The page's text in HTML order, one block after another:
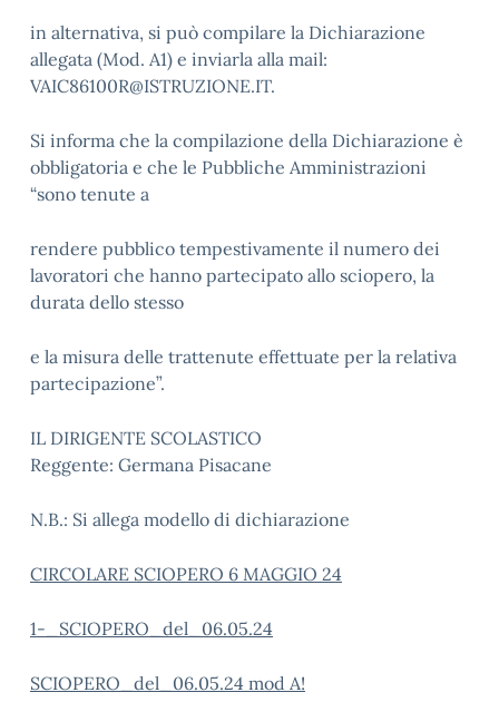
in alternativa, si può compilare la Dichiarazione
allegata (Mod. A1) e inviarla alla mail:
VAIC86100R@ISTRUZIONE.IT.
Si informa che la compilazione della Dichiarazione è
obbligatoria e che le Pubbliche Amministrazioni
“sono tenute a
rendere pubblico tempestivamente il numero dei
lavoratori che hanno partecipato allo sciopero, la
durata dello stesso
e la misura delle trattenute effettuate per la relativa
partecipazione”.
IL DIRIGENTE SCOLASTICO
Reggente: Germana Pisacane
N.B.: Si allega modello di dichiarazione
CIRCOLARE SCIOPERO 6 MAGGIO 24
1-_SCIOPERO_del_06.05.24
SCIOPERO_del_06.05.24 mod A!